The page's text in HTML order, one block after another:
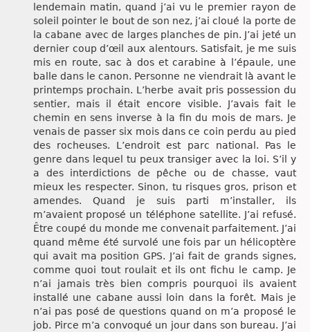
lendemain matin, quand j’ai vu le premier rayon de
soleil pointer le bout de son nez, j’ai cloué la porte de
la cabane avec de larges planches de pin. J’ai jeté un
dernier coup d’œil aux alentours. Satisfait, je me suis
mis en route, sac à dos et carabine à l’épaule, une
balle dans le canon. Personne ne viendrait là avant le
printemps prochain. L’herbe avait pris possession du
sentier, mais il était encore visible. J’avais fait le
chemin en sens inverse à la fin du mois de mars. Je
venais de passer six mois dans ce coin perdu au pied
des rocheuses. L’endroit est parc national. Pas le
genre dans lequel tu peux transiger avec la loi. S’il y
a des interdictions de pêche ou de chasse, vaut
mieux les respecter. Sinon, tu risques gros, prison et
amendes. Quand je suis parti m’installer, ils
m’avaient proposé un téléphone satellite. J’ai refusé.
Être coupé du monde me convenait parfaitement. J’ai
quand même été survolé une fois par un hélicoptère
qui avait ma position GPS. J’ai fait de grands signes,
comme quoi tout roulait et ils ont fichu le camp. Je
n’ai jamais très bien compris pourquoi ils avaient
installé une cabane aussi loin dans la forêt. Mais je
n’ai pas posé de questions quand on m’a proposé le
job. Pirce m’a convoqué un jour dans son bureau. J’ai